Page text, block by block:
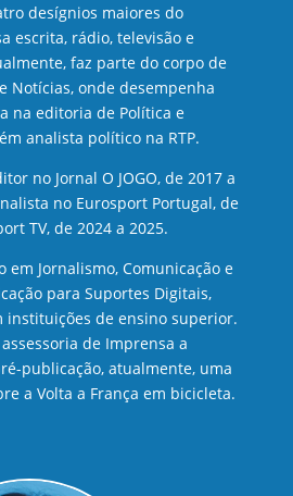
desígnios maiores do
escrita, rádio, televisão e
faz parte do corpo de
Notícias, onde desempenha
na editoria de Política e
analista político na RTP.
no Jornal O JOGO, de 2017 a
no Eurosport Portugal, de
TV, de 2024 a 2025.
em Jornalismo, Comunicação e
para Suportes Digitais,
instituições de ensino superior.
de Imprensa a
publicação, atualmente, uma
a Volta a França em bicicleta.